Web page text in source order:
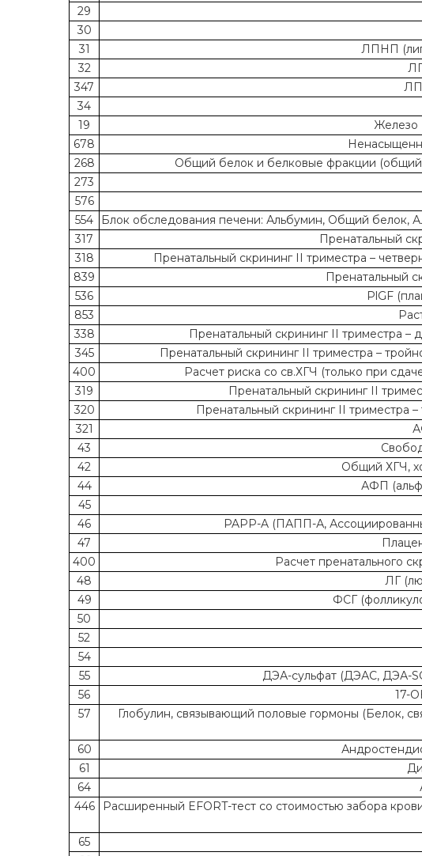
29
30
31
ЛПНП
32
347
34
19
Железо
678
268
Общий белок и белковые фракции (общий
273
576
554
Блок обследования печени: Альбумин, Общий белок,
317
Пренатальный
318
Пренатальный скрининг II триместра –
839
Пренатальный
536
PlGF
853
338
Пренатальный скрининг II триместра
345
Пренатальный скрининг II триместра –
400
Расчет риска со св.ХГЧ (только при
319
Пренатальный скрининг II
320
Пренатальный скрининг II триместра
321
43
42
Общий ХГЧ,
44
АФП
45
46
PAPP-A (ПАПП-А,
47
400
Расчет пренатального
48
ЛГ
49
ФСГ
50
52
54
55
ДЭА-сульфат (ДЭАС, ДЭА-
56
17-
57
Глобулин, связывающий половые гормоны (Белок,
60
61
64
446
Расширенный EFORT-тест со стоимостью забора
65